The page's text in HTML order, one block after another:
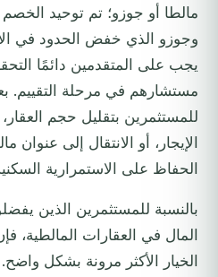
مالطا أو جوزو؛ تم توحيد
وجوزو الذي خفض الحدود في
يجب على المتقدمين دائمًا
مستشارهم في مرحلة التقييم.
للمستثمرين بتقليل حجم
الإيجار، أو الانتقال إلى
الحفاظ على الاستمرارية
بالنسبة للمستثمرين الذين
المال في العقارات المالطية،
الخيار الأكثر مرونة بشكل واضح.